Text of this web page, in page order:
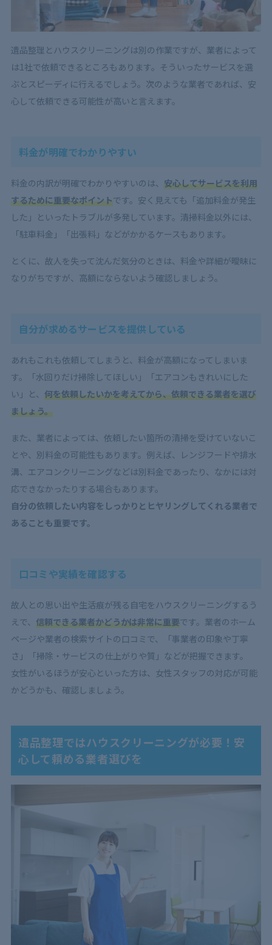
遺品整理とハウスクリーニングは別の作業ですが、業者によって
は1社で依頼できるところもあります。そういったサービスを選
ぶとスピーディに行えるでしょう。次のような業者であれば、安
心して依頼できる可能性が高いと言えます。
料金が明確でわかりやすい
料金の内訳が明確でわかりやすいのは、 安心してサービスを利用
するために重要なポイントです。安く見えても「追加料金が発生
した」といったトラブルが多発しています。清掃料金以外には、
「駐車料金」「出張料」などがかかるケースもあります。
とくに、故人を失って沈んだ気分のときは、料金や詳細が曖昧に
なりがちですが、高額にならないよう確認しましょう。
自分が求めるサービスを提供している
あれもこれも依頼してしまうと、料金が高額になってしまいま
す。「水回りだけ掃除してほしい」「エアコンもきれいにした
い」と、 何を依頼したいかを考えてから、依頼できる業者を選び
ましょう。
また、業者によっては、依頼したい箇所の清掃を受けていないこ
とや、別料金の可能性もあります。例えば、レンジフードや排水
溝、エアコンクリーニングなどは別料金であったり、なかには対
応できなかったりする場合もあります。
自分の依頼したい内容をしっかりとヒヤリングしてくれる業者で
あることも重要です。
口コミや実績を確認する
故人との思い出や生活痕が残る自宅をハウスクリーニングするう
えで、 信頼できる業者かどうかは非常に重要です。業者のホーム
ページや業者の検索サイトの口コミで、「事業者の印象や丁寧
さ」「掃除・サービスの仕上がりや質」などが把握できます。
女性がいるほうが安心といった方は、女性スタッフの対応が可能
かどうかも、確認しましょう。
遺品整理ではハウスクリーニングが必要！安
心して頼める業者選びを